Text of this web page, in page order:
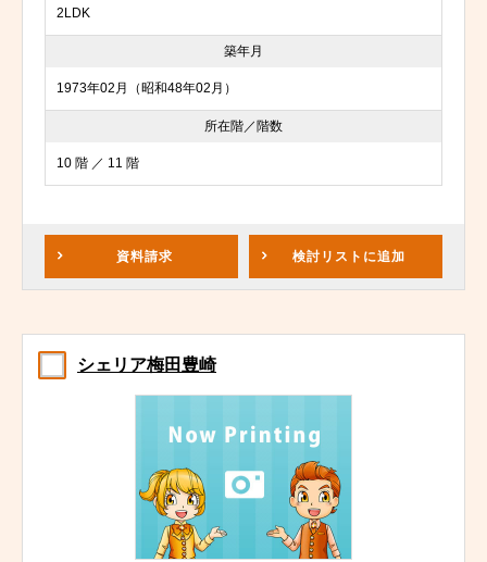
2LDK
築年月
1973年02月（昭和48年02月）
所在階／階数
10 階 ／ 11 階
資料請求 検討リスト に追加
シェリア梅田豊崎